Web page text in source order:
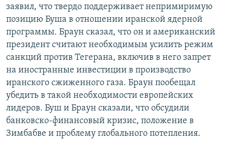
заявил, что твердо поддерживает непримиримую
позицию Буша в отношении иранской ядерной
программы. Браун сказал, что он и американский
президент считают необходимым усилить режим
санкций против Тегерана, включив в него запрет
на иностранные инвестиции в производство
иранского сжиженного газа. Браун пообещал
убедить в такой необходимости европейских
лидеров. Буш и Браун сказали, что обсудили
банковско-финансовый кризис, положение в
Зимбабве и проблему глобального потепления.